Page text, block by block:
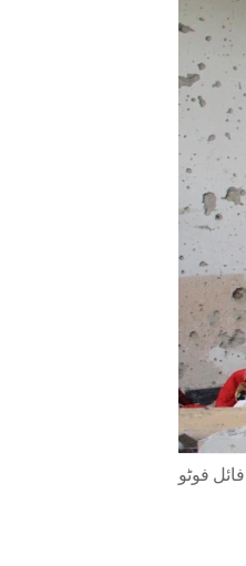
IDEALS AND INSTITUTIONS
فائل فوٹو